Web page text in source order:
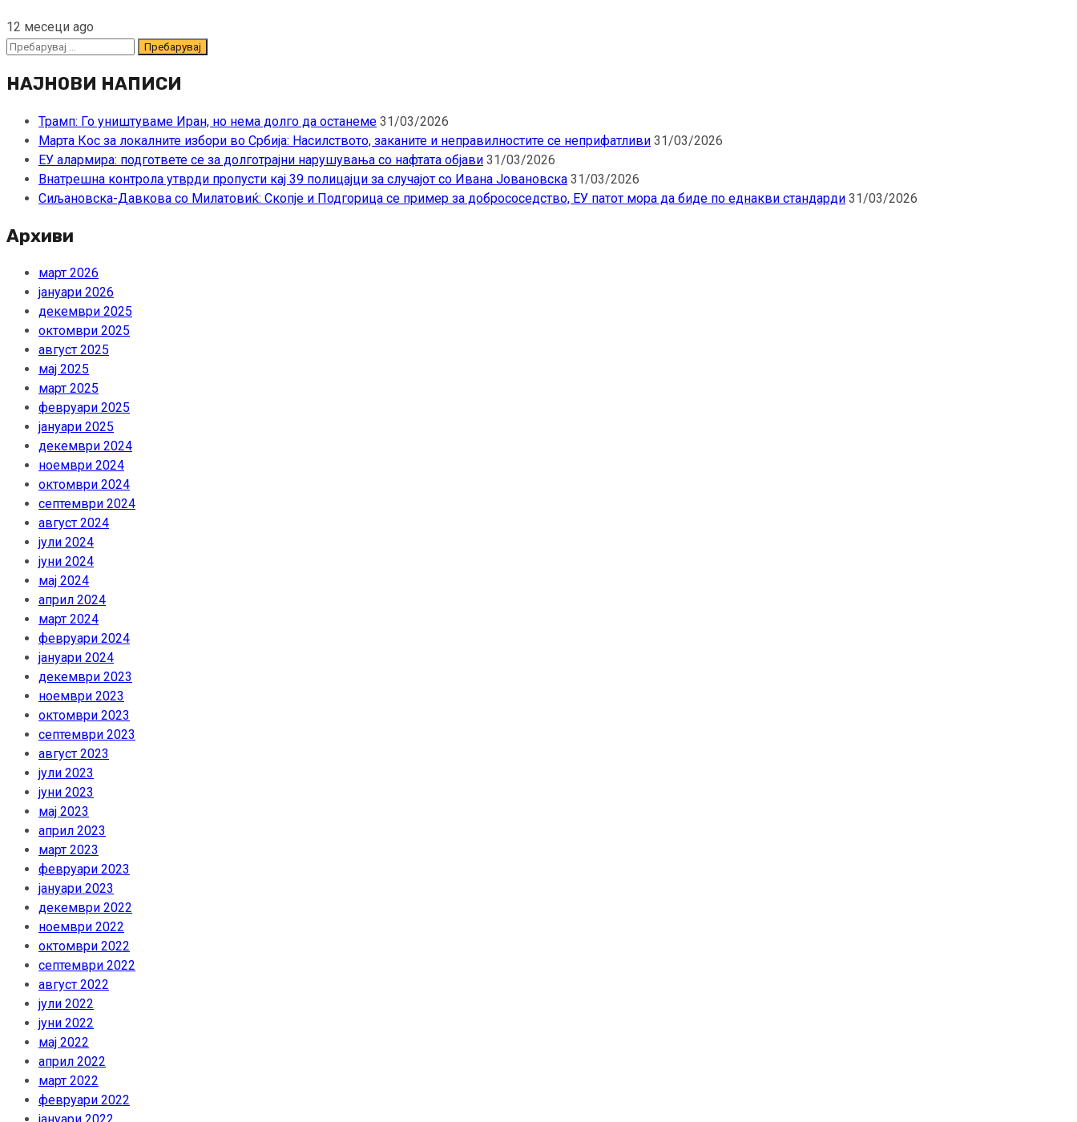
12 месеци ago
Пребарувај
НАЈНОВИ НАПИСИ
Трамп: Го уништуваме Иран, но нема долго да останеме 31/03/2026
Марта Кос за локалните избори во Србија: Насилството, заканите и неправилностите се неприфатливи 31/03/2026
ЕУ алармира: подгответе се за долготрајни нарушувања со нафтата објави 31/03/2026
Внатрешна контрола утврди пропусти кај 39 полицајци за случајот со Ивана Јовановска 31/03/2026
Сиљановска-Давкова со Милатовиќ: Скопје и Подгорица се пример за добрососедство, ЕУ патот мора да биде по еднакви стандарди 31/03/2026
Архиви
март 2026
јануари 2026
декември 2025
октомври 2025
август 2025
мај 2025
март 2025
февруари 2025
јануари 2025
декември 2024
ноември 2024
октомври 2024
септември 2024
август 2024
јули 2024
јуни 2024
мај 2024
април 2024
март 2024
февруари 2024
јануари 2024
декември 2023
ноември 2023
октомври 2023
септември 2023
август 2023
јули 2023
јуни 2023
мај 2023
април 2023
март 2023
февруари 2023
јануари 2023
декември 2022
ноември 2022
октомври 2022
септември 2022
август 2022
јули 2022
јуни 2022
мај 2022
април 2022
март 2022
февруари 2022